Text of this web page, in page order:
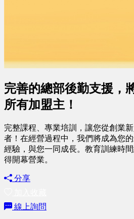
完善的總部後勤支援，
所有加盟主！
完整課程、專業培訓，讓您從創業
者！在經營過程中，我們將成為您
經驗，與您一同成長。教育訓練時
得開幕營業。
分享
線上詢問